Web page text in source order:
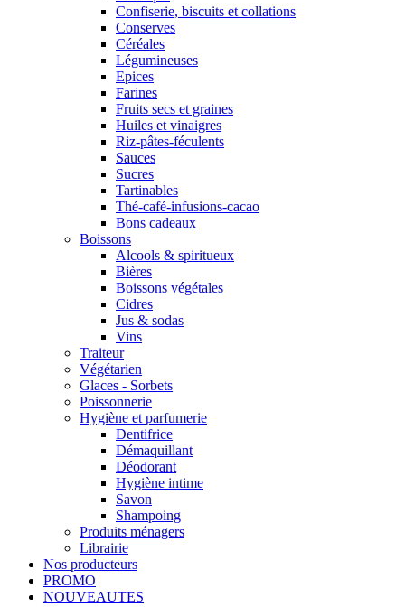
Confiserie, biscuits et collations
Conserves
Céréales
Légumineuses
Epices
Farines
Fruits secs et graines
Huiles et vinaigres
Riz-pâtes-féculents
Sauces
Sucres
Tartinables
Thé-café-infusions-cacao
Bons cadeaux
Boissons
Alcools & spiritueux
Bières
Boissons végétales
Cidres
Jus & sodas
Vins
Traiteur
Végétarien
Glaces - Sorbets
Poissonnerie
Hygiène et parfumerie
Dentifrice
Démaquillant
Déodorant
Hygiène intime
Savon
Shampoing
Produits ménagers
Librairie
Nos producteurs
PROMO
NOUVEAUTES